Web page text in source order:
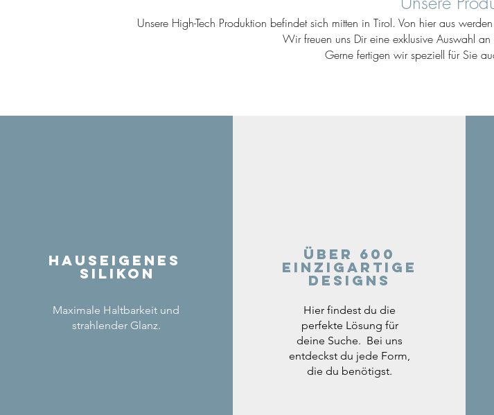
Unsere High-Tech Produktion befindet sich mitten in Tirol. Von hier aus
Wir freuen uns Dir eine exklusive Auswahl
Gerne fertigen wir speziell für Sie
Hauseigenes
Silikon
Maximale Haltbarkeit und
strahlender Glanz.
Über 600
einzigartige
Designs
Hier findest du die
perfekte Lösung für
deine Suche. Bei uns
entdeckst du jede Form,
die du benötigst.